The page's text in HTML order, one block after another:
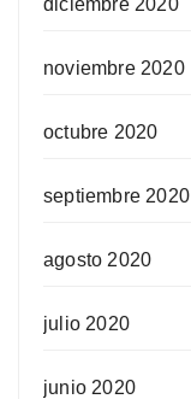
noviembre 2020
octubre 2020
septiembre 2020
agosto 2020
julio 2020
junio 2020